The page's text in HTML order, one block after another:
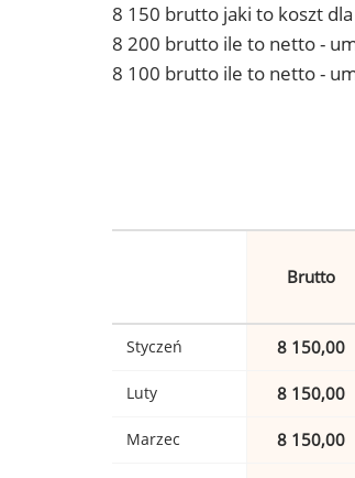
8 150 brutto jaki to koszt
8 200 brutto ile to netto -
8 100 brutto ile to netto -
Brutto
Styczeń 8 150,00
Luty 8 150,00
Marzec 8 150,00